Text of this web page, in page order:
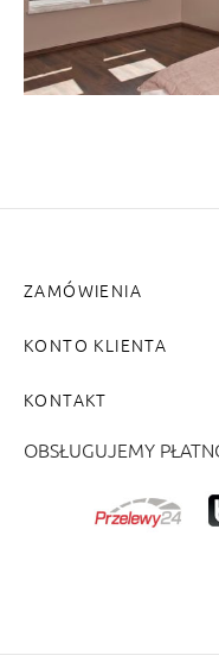
ZAMÓWIENIA
KONTO KLIENTA
KONTAKT
OBSŁUGUJEMY